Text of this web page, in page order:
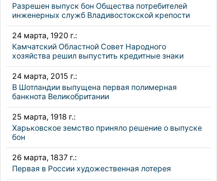
Разрешен выпуск бон Общества потребителей
инженерных служб Владивостокской крепости
24 марта, 1920 г.:
Камчатский Областной Совет Народного
хозяйства решил выпустить кредитные знаки
24 марта, 2015 г.:
В Шотландии выпущена первая полимерная
банкнота Великобритании
25 марта, 1918 г.:
Харьковское земство приняло решение о выпуске
бон
26 марта, 1837 г.:
Первая в России художественная лотерея